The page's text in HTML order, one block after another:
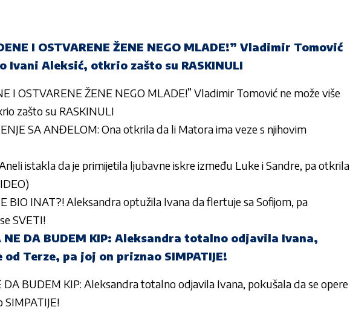
I OSTVARENE ŽENE NEGO MLADE!” Vladimir Tomović
Ivani Aleksić, otkrio zašto su RASKINULI
I OSTVARENE ŽENE NEGO MLADE!” Vladimir Tomović ne može više
zašto su RASKINULI
SA ANĐELOM: Ona otkrila da li Matora ima veze s njihovim
istakla da je primijetila ljubavne iskre između Luke i Sandre, pa otkrila
BIO INAT?! Aleksandra optužila Ivana da flertuje sa Sofijom, pa
SVETI!
NE DA BUDEM KIP: Aleksandra totalno odjavila Ivana,
Terze, pa joj on priznao SIMPATIJE!
BUDEM KIP: Aleksandra totalno odjavila Ivana, pokušala da se opere
SIMPATIJE!